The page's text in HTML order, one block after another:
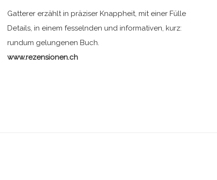
Gatterer erzählt in präziser Knappheit, mit einer Fülle
Details, in einem fesselnden und informativen, kurz:
rundum gelungenen Buch.
www.rezensionen.ch